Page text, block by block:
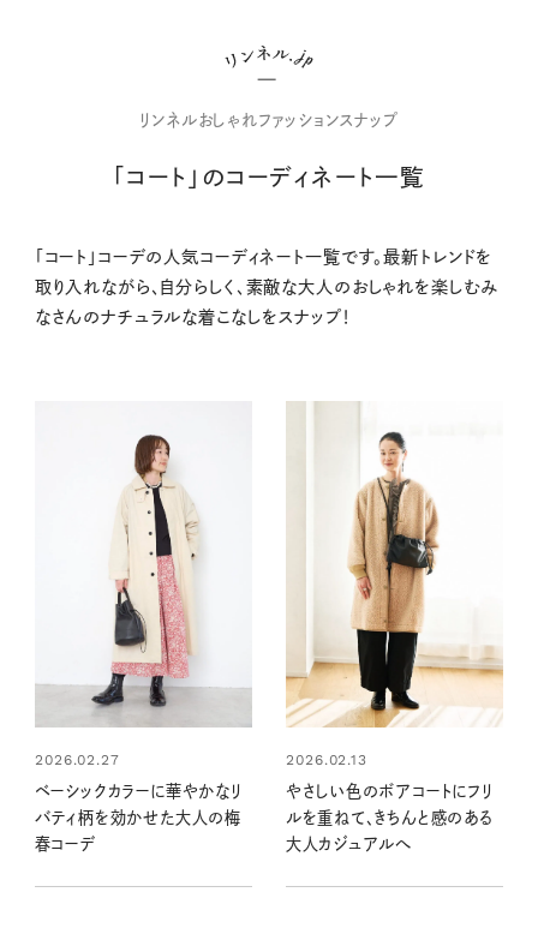
リンネルおしゃれファッションスナップ
「コート」のコーディネート一覧
「コート」コーデの人気コーディネート一覧です。最新トレンドを
取り入れながら、自分らしく、素敵な大人のおしゃれを楽しむみ
なさんのナチュラルな着こなしをスナップ！
2026.02.27
ベーシックカラーに華やかなリ
バティ柄を効かせた大人の梅
春コーデ
2026.02.13
やさしい色のボアコートにフリ
ルを重ねて、きちんと感のある
大人カジュアルへ